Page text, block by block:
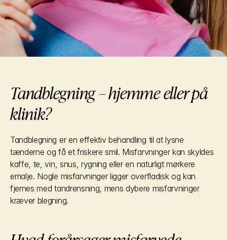
Tandblegning – hjemme eller på
klinik?
Tandblegning er en effektiv behandling til at lysne
tænderne og få et friskere smil. Misfarvninger kan skyldes
kaffe, te, vin, snus, rygning eller en naturligt mørkere
emalje. Nogle misfarvninger ligger overfladisk og kan
fjernes med tandrensning, mens dybere misfarvninger
kræver blegning.